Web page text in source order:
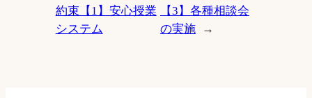
約束【1】安心授業
システム
【3】各種相談会
の実施
→